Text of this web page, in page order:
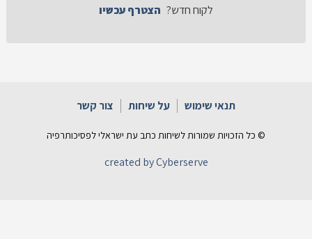
לקוח חדש? הצטרף עכשיו
תנאי שימוש על שיחות צור קשר
© כל הזכויות שמורות לשיחות כתב עת ישראלי לפסיכותרפיה
created by Cyberserve